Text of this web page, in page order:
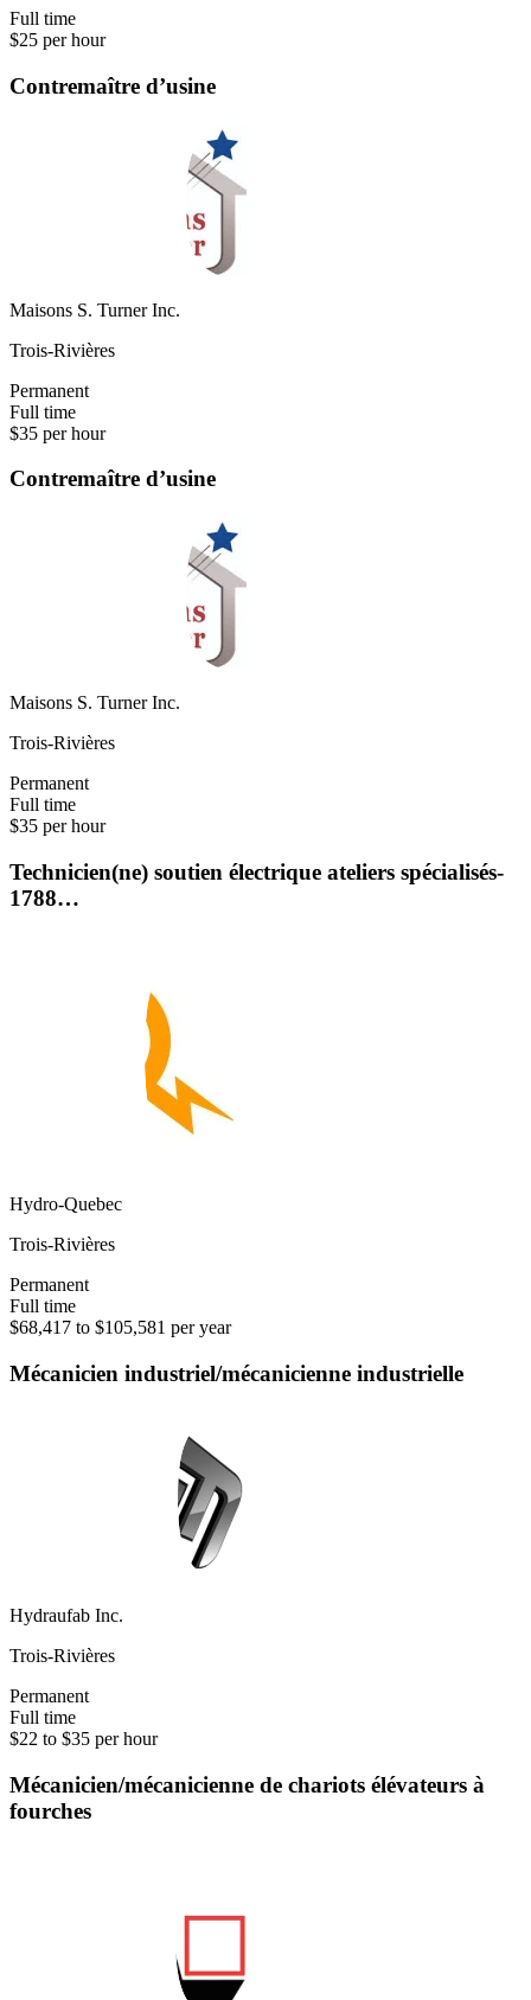
Full time
$25 per hour
Contremaître d’usine
Maisons S. Turner Inc.
Trois-Rivières
Permanent
Full time
$35 per hour
Contremaître d’usine
Maisons S. Turner Inc.
Trois-Rivières
Permanent
Full time
$35 per hour
Technicien(ne) soutien électrique ateliers spécialisés-
1788…
Hydro-Quebec
Trois-Rivières
Permanent
Full time
$68,417 to $105,581 per year
Mécanicien industriel/mécanicienne industrielle
Hydraufab Inc.
Trois-Rivières
Permanent
Full time
$22 to $35 per hour
Mécanicien/mécanicienne de chariots élévateurs à
fourches